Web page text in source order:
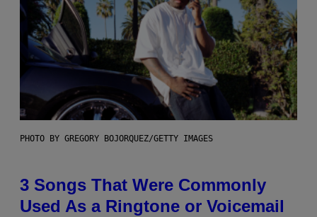
PHOTO BY GREGORY BOJORQUEZ/GETTY IMAGES
3 Songs That Were Commonly
Used As a Ringtone or Voicemail